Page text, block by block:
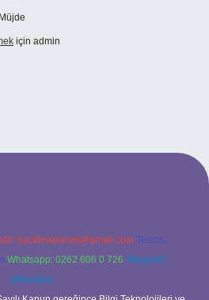
Müjde
için admin
backlinkpaneli@gmail.com Teams:
Whatsapp: 0262 606 0 726 Telegram:
@karabul